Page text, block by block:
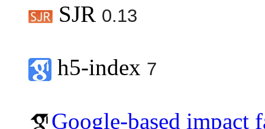
SJR 0.13
h5-index 7
Google-based impact